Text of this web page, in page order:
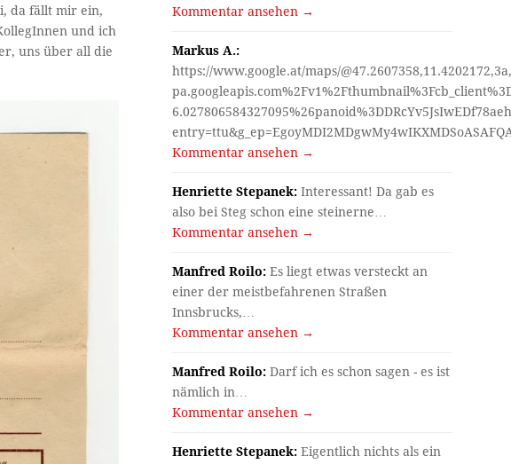
da fällt mir ein,
und ich
uns über all die
Kommentar ansehen →
Markus A.:
https://www.google.at/maps/
Kommentar ansehen →
Henriette Stepanek: Interessant! Da gab es
also bei Steg schon eine steinerne…
Kommentar ansehen →
Manfred Roilo: Es liegt etwas versteckt an
einer der meistbefahrenen Straßen
Innsbrucks,…
Kommentar ansehen →
Manfred Roilo: Darf ich es schon sagen - es ist
nämlich in…
Kommentar ansehen →
Henriette Stepanek: Eigentlich nichts als ein